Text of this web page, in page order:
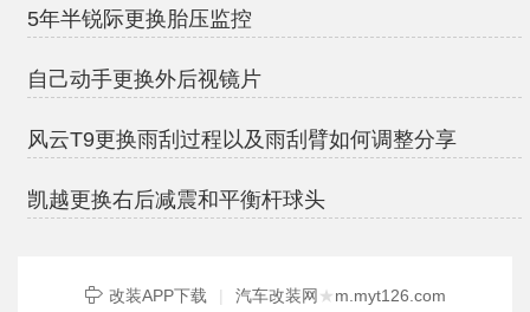
5年半锐际更换胎压监控
自己动手更换外后视镜片
风云T9更换雨刮过程以及雨刮臂如何调整分享
凯越更换右后减震和平衡杆球头
改装APP下载 | 汽车改装网★m.myt126.com